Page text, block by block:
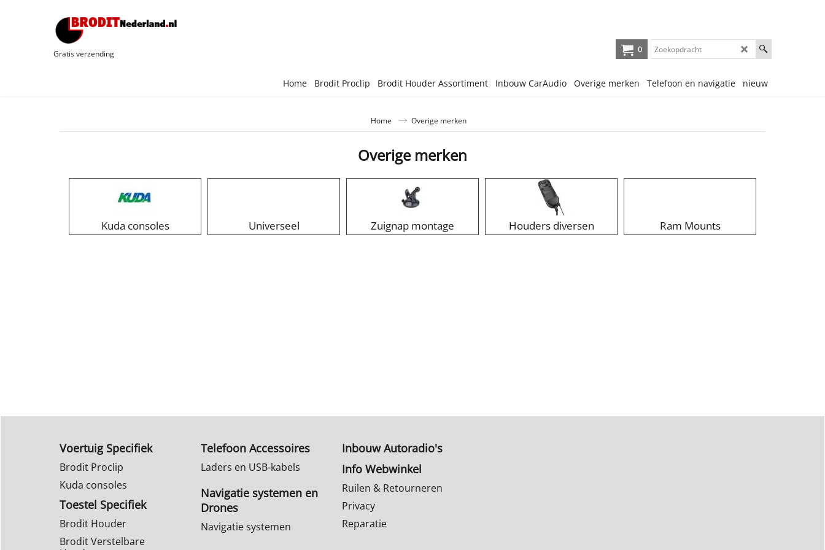
Gratis verzending 0
Home Brodit Proclip Brodit Houder Assortiment Inbouw CarAudio Overige merken Telefoon en navigatie nieuw
Home Overige merken
Overige merken
Kuda consoles Universeel Zuignap montage Houders diversen Ram Mounts
Voertuig Specifiek
Brodit Proclip
Kuda consoles
Toestel Specifiek
Brodit Houder
Brodit Verstelbare
Telefoon Accessoires
Laders en USB-kabels
Navigatie systemen en
Drones
Navigatie systemen
Inbouw Autoradio's
Info Webwinkel
Ruilen & Retourneren
Privacy
Reparatie